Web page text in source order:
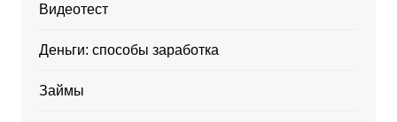
Видеотест
Деньги: способы заработка
Займы